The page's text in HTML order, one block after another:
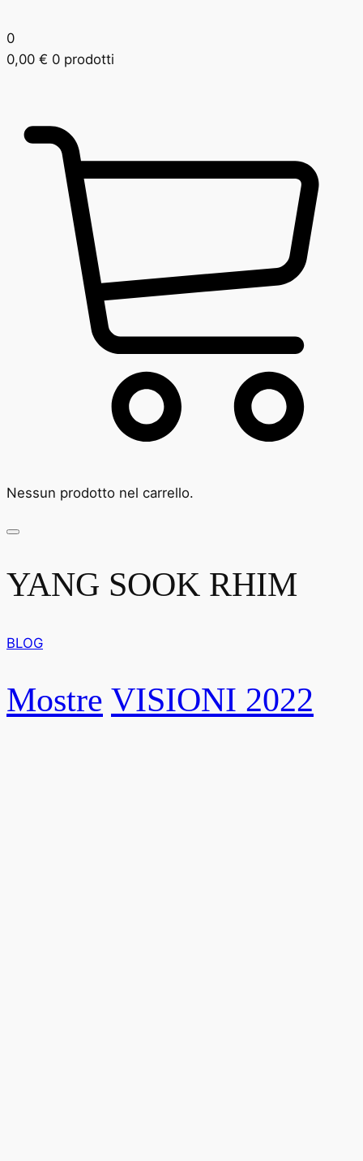
0
0,00 € 0 prodotti
Nessun prodotto nel carrello.
YANG SOOK RHIM
BLOG
Mostre VISIONI 2022